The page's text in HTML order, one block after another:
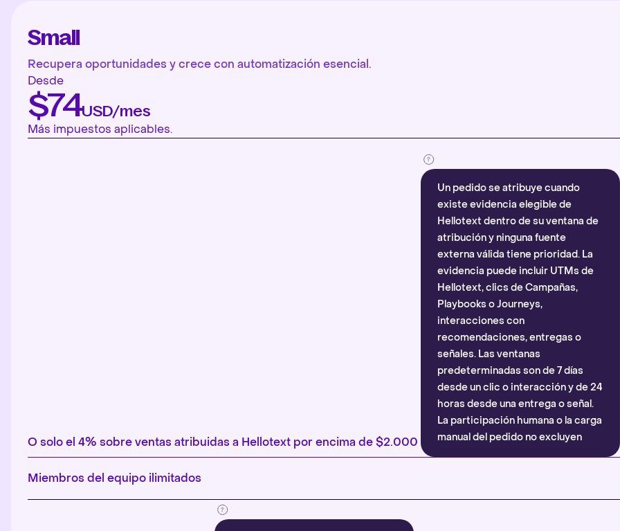
Small
Recupera oportunidades y crece con automatización esencial.
Desde
$74USD/mes
Más impuestos aplicables.
O solo el 4% sobre ventas atribuidas a Hellotext por encima de $2.000
Un pedido se atribuye cuando
existe evidencia elegible de
Hellotext dentro de su ventana de
atribución y ninguna fuente
externa válida tiene prioridad. La
evidencia puede incluir UTMs de
Hellotext, clics de Campañas,
Playbooks o Journeys,
interacciones con
recomendaciones, entregas o
señales. Las ventanas
predeterminadas son de 7 días
desde un clic o interacción y de 24
horas desde una entrega o señal.
La participación humana o la carga
manual del pedido no excluyen
automáticamente la atribución.
Miembros del equipo ilimitados